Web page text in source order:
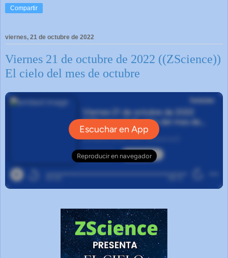
Compartir
viernes, 21 de octubre de 2022
Viernes 21 de octubre de 2022 ((ZScience))
El cielo del mes de octubre